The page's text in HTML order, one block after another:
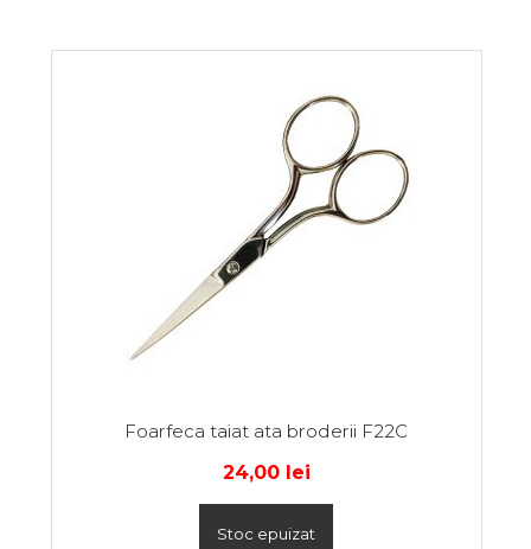
Foarfeca taiat ata broderii F22C
24,00 lei
Stoc epuizat